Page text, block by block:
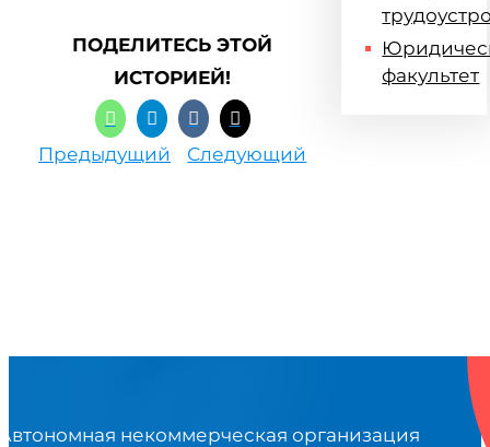
ПОДЕЛИТЕСЬ ЭТОЙ
ИСТОРИЕЙ!
Предыдущий Следующий
факультет
некоммерческая организация